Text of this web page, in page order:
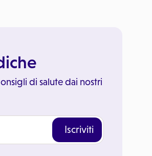
di salute dai nostri
Iscriviti